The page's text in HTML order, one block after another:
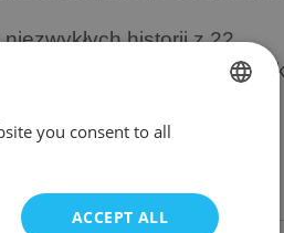
historii z 22
też mundialową
Poznajcie je, zanim
you consent to all
ACCEPT ALL